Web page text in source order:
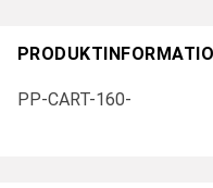
PP-CART-160-